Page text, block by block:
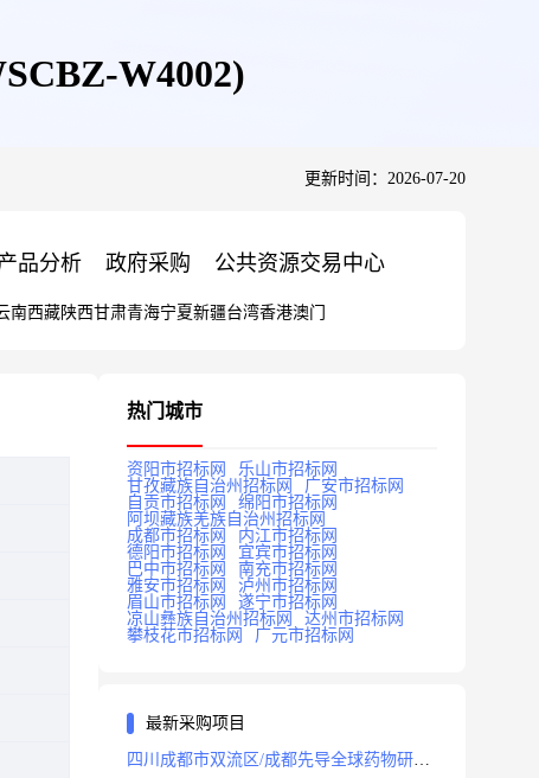
W4002)
更新时间：2026-07-20
品分析 政府采购 公共资源交易中心
南西藏陕西甘肃青海宁夏新疆台湾香港澳门
热门城市
资阳市招标网
乐山市招标网
甘孜藏族自治州招标网
广安市招标网
自贡市招标网
绵阳市招标网
阿坝藏族羌族自治州招标网
成都市招标网
内江市招标网
德阳市招标网
宜宾市招标网
巴中市招标网
南充市招标网
雅安市招标网
泸州市招标网
眉山市招标网
遂宁市招标网
凉山彝族自治州招标网
达州市招标网
攀枝花市招标网
广元市招标网
最新采购项目
四川成都市双流区/成都先导全球药物研发